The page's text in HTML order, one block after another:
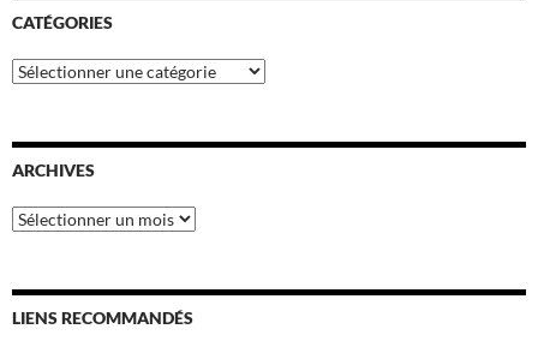
CATÉGORIES
Catégories
ARCHIVES
Archives
LIENS RECOMMANDÉS